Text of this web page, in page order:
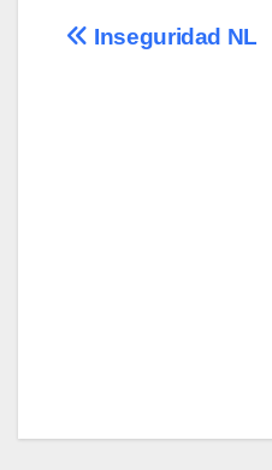
e
o
Navegación
Inseguridad NL